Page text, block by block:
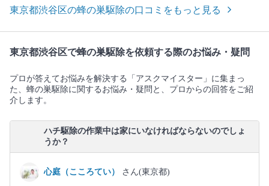
東京都渋谷区の蜂の巣駆除の口コミをもっと見る
東京都渋谷区で蜂の巣駆除を依頼する際のお悩み・疑問
プロが答えてお悩みを解決する「アスクマイスター」に集まっ
た、蜂の巣駆除に関するお悩み・疑問と、プロからの回答をご紹
介します。
ハチ駆除の作業中は家にいなければならないのでしょ
うか？
心庭（こころてい） さん(東京都)